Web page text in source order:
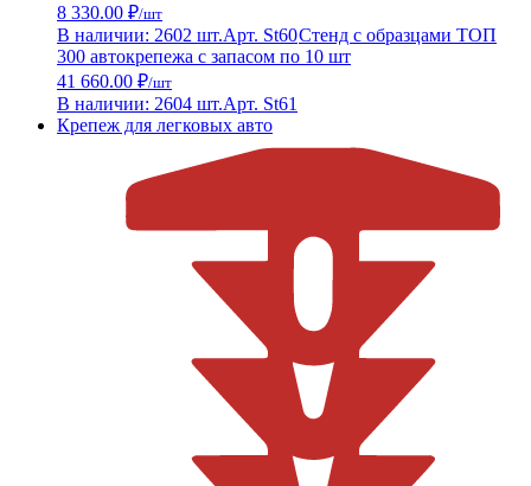
8 330.00 ₽/шт
В наличии: 2602 шт.Арт. St60Стенд с образцами ТОП
300 автокрепежа с запасом по 10 шт
41 660.00 ₽/шт
В наличии: 2604 шт.Арт. St61
Крепеж для легковых авто